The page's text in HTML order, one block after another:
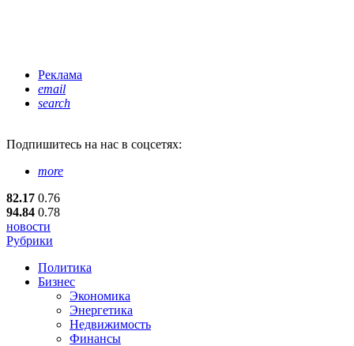
Реклама
email
search
Подпишитесь на нас в соцсетях:
more
82.17 0.76
94.84 0.78
новости
Рубрики
Политика
Бизнес
Экономика
Энергетика
Недвижимость
Финансы